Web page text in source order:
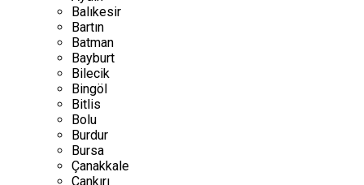
Balıkesir
Bartın
Batman
Bayburt
Bilecik
Bingöl
Bitlis
Bolu
Burdur
Bursa
Çanakkale
Çankırı